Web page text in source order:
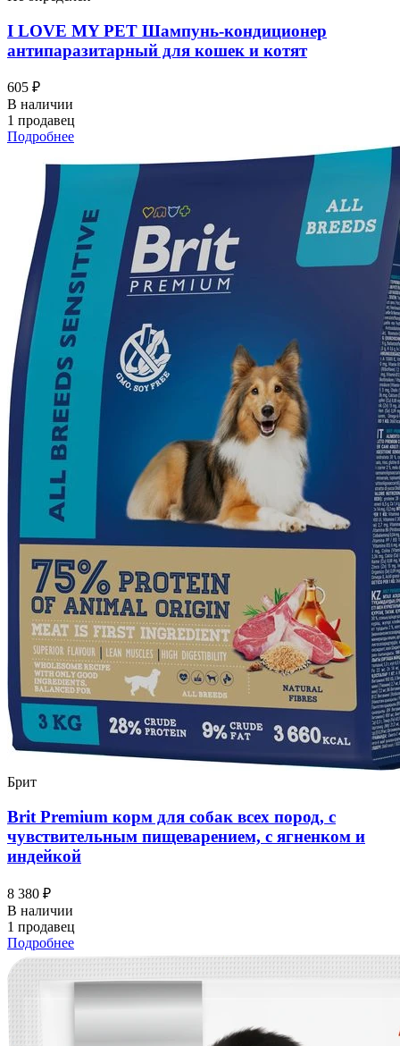
I LOVЕ MY PET Шампунь-кондиционер
антипаразитарный для кошек и котят
605 ₽
В наличии
1 продавец
Подробнее
Брит
Brit Premium корм для собак всех пород, с
чувствительным пищеварением, с ягненком и
индейкой
8 380 ₽
В наличии
1 продавец
Подробнее